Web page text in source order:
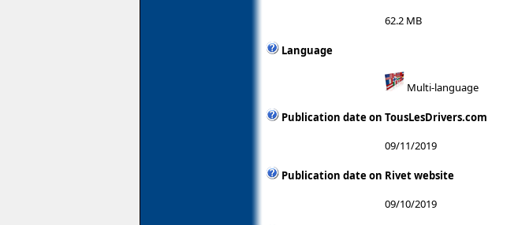
62.2 MB
Language
Multi-language
Publication date on TousLesDrivers.com
09/11/2019
Publication date on Rivet website
09/10/2019